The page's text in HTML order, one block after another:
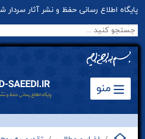
پایگاه اطلاع رسانی حفظ و نشر آثار
منو